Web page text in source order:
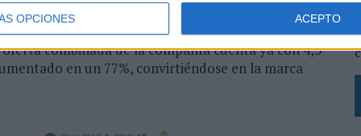
OPCIONES ACEPTO
Movistar, que ha mejorados sus resultados de
oferta combinada de la compañía cuenta ya con 4,3
en un 77%, convirtiéndose en la marca